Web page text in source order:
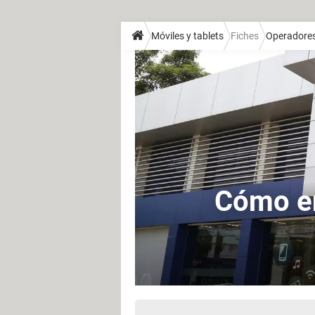
Móviles y tablets Fiches
Cómo